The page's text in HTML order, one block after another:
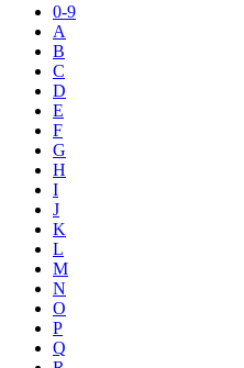
0-9
A
B
C
D
E
F
G
H
I
J
K
L
M
N
O
P
Q